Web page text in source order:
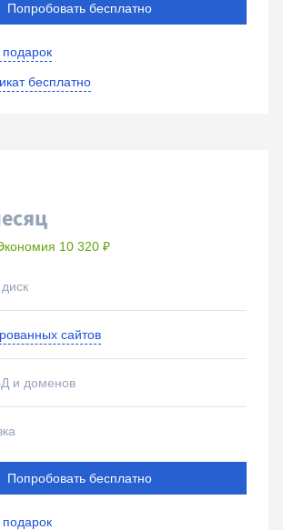
Попробовать бесплатно
подарок
бесплатно
10 320 ₽
сайтов
и доменов
Попробовать бесплатно
подарок